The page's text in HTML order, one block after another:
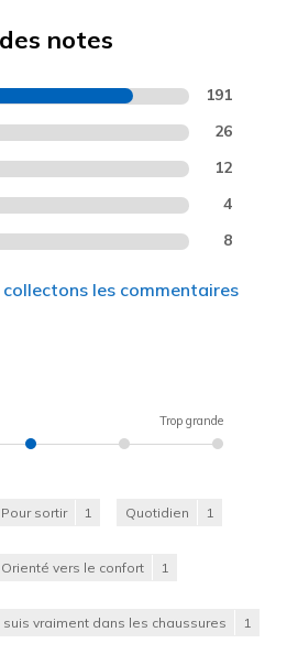
notes
191
26
12
4
8
les commentaires
Trop grande
Pour sortir 1 Quotidien 1
Orienté vers le confort 1
suis vraiment dans les chaussures 1